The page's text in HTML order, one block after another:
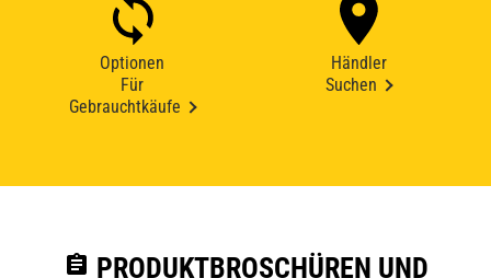
Optionen
Für
Gebrauchtkäufe
Händler
Suchen
assignment PRODUKTBROSCHÜREN UND